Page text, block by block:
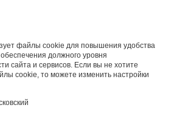
файлы cookie для повышения удобства
должного уровня
сайта и сервисов. Если вы не хотите
cookie, то можете изменить настройки